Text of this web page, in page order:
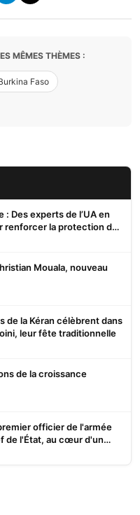
MÊMES THÈMES :
Faso
Des experts de l’UA en
renforcer la protection des
Mouala, nouveau
de la Kéran célèbrent dans
leur fête traditionnelle
de la croissance
officier de l'armée
de l'État, au cœur d'un